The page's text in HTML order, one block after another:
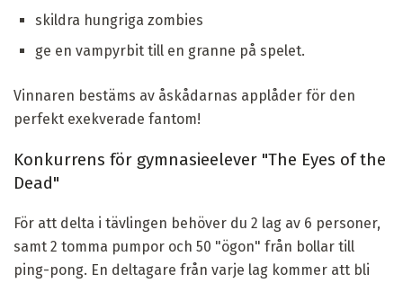
skildra hungriga zombies
ge en vampyrbit till en granne på spelet.
Vinnaren bestäms av åskådarnas applåder för den
perfekt exekverade fantom!
Konkurrens för gymnasieelever "The Eyes of the
Dead"
För att delta i tävlingen behöver du 2 lag av 6 personer,
samt 2 tomma pumpor och 50 "ögon" från bollar till
ping-pong. En deltagare från varje lag kommer att bli